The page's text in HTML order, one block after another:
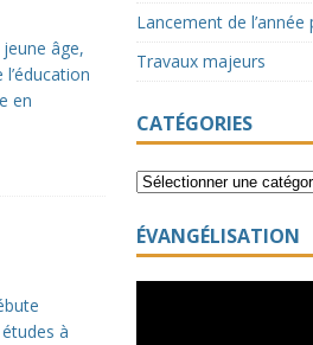
âge,
en
à
Lancement de
Travaux majeurs
CATÉGORIES
ÉVANGÉLISATION